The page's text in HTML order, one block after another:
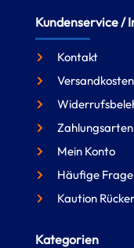
Kundenservice /
Kontakt
Versandkosten
Zahlungsarten
Mein Konto
Häufige
Kaution
Kategorien